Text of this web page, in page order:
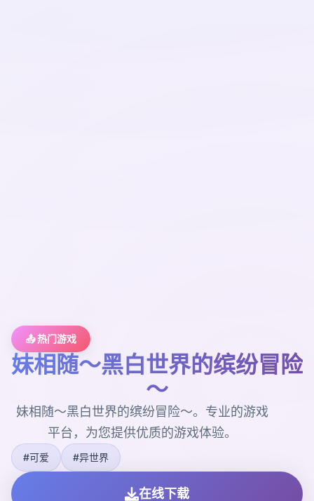
📤 热门游戏
妹相随～黑白世界的缤纷冒险
～
妹相随～黑白世界的缤纷冒险～。专业的游戏
平台，为您提供优质的游戏体验。
#可爱 #异世界
在线下载